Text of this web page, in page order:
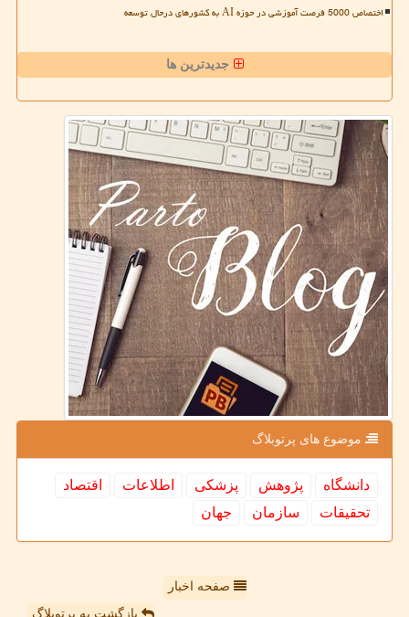
اختصاص 5000 فرصت آموزشی در حوزه AI به کشورهای درحال توسعه
جدیدترین ها
موضوع های پرتوبلاگ
دانشگاه پژوهش پزشكی اطلاعات
اقتصاد
تحقیقات
سازمان جهان
صفحه اخبار
بازگشت به پرتوبلاگ